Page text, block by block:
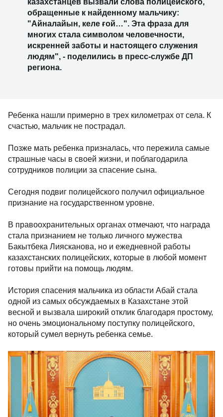
казахстанцев вызвали слова полицейского,
обращенные к найденному мальчику:
"Айналайын, келе ғой…". Эта фраза для
многих стала символом человечности,
искренней заботы и настоящего служения
людям", - поделились в пресс-службе ДП
региона.
Ребенка нашли примерно в трех километрах от села. К
счастью, мальчик не пострадал.
Позже мать ребенка призналась, что пережила самые
страшные часы в своей жизни, и поблагодарила
сотрудников полиции за спасение сына.
Сегодня подвиг полицейского получил официальное
признание на государственном уровне.
В правоохранительных органах отмечают, что награда
стала признанием не только личного мужества
Бакытбека Лиясканова, но и ежедневной работы
казахстанских полицейских, которые в любой момент
готовы прийти на помощь людям.
История спасения мальчика из области Абай стала
одной из самых обсуждаемых в Казахстане этой
весной и вызвала широкий отклик благодаря простому,
но очень эмоциональному поступку полицейского,
который сумел вернуть ребенка семье.